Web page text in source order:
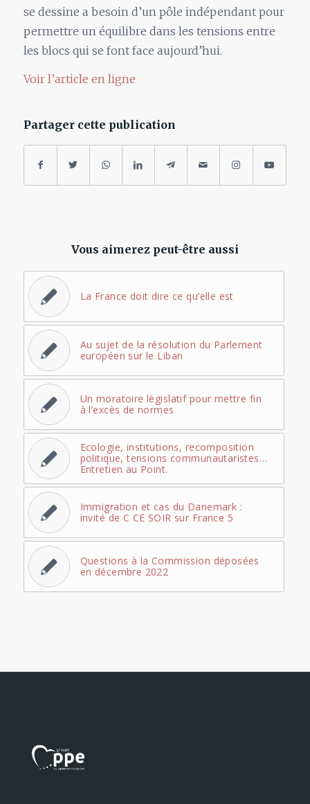
se dessine a besoin d’un pôle indépendant pour
permettre un équilibre dans les tensions entre
les blocs qui se font face aujourd’hui.
Voir l’article en ligne
Partager cette publication
Vous aimerez peut-être aussi
La France doit dire ce qu’elle est
Au sujet de la résolution du Parlement
européen sur le Liban
Un moratoire législatif pour mettre fin
à l’excès de normes
Ecologie, institutions, recomposition
politique, tensions communautaristes…
Entretien au Point.
Immigration et cas du Danemark :
invité de C CE SOIR sur France 5
Questions à la Commission déposées
en décembre 2022